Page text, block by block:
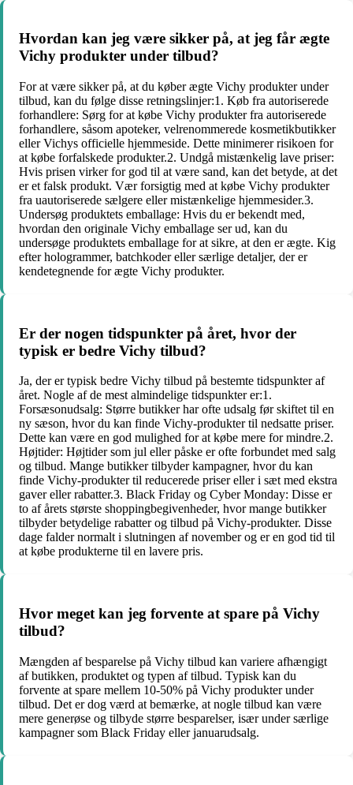
Hvordan kan jeg være sikker på, at jeg får ægte
Vichy produkter under tilbud?
For at være sikker på, at du køber ægte Vichy produkter under
tilbud, kan du følge disse retningslinjer:1. Køb fra autoriserede
forhandlere: Sørg for at købe Vichy produkter fra autoriserede
forhandlere, såsom apoteker, velrenommerede kosmetikbutikker
eller Vichys officielle hjemmeside. Dette minimerer risikoen for
at købe forfalskede produkter.2. Undgå mistænkelig lave priser:
Hvis prisen virker for god til at være sand, kan det betyde, at det
er et falsk produkt. Vær forsigtig med at købe Vichy produkter
fra uautoriserede sælgere eller mistænkelige hjemmesider.3.
Undersøg produktets emballage: Hvis du er bekendt med,
hvordan den originale Vichy emballage ser ud, kan du
undersøge produktets emballage for at sikre, at den er ægte. Kig
efter hologrammer, batchkoder eller særlige detaljer, der er
kendetegnende for ægte Vichy produkter.
Er der nogen tidspunkter på året, hvor der
typisk er bedre Vichy tilbud?
Ja, der er typisk bedre Vichy tilbud på bestemte tidspunkter af
året. Nogle af de mest almindelige tidspunkter er:1.
Forsæsonudsalg: Større butikker har ofte udsalg før skiftet til en
ny sæson, hvor du kan finde Vichy-produkter til nedsatte priser.
Dette kan være en god mulighed for at købe mere for mindre.2.
Højtider: Højtider som jul eller påske er ofte forbundet med salg
og tilbud. Mange butikker tilbyder kampagner, hvor du kan
finde Vichy-produkter til reducerede priser eller i sæt med ekstra
gaver eller rabatter.3. Black Friday og Cyber Monday: Disse er
to af årets største shoppingbegivenheder, hvor mange butikker
tilbyder betydelige rabatter og tilbud på Vichy-produkter. Disse
dage falder normalt i slutningen af november og er en god tid til
at købe produkterne til en lavere pris.
Hvor meget kan jeg forvente at spare på Vichy
tilbud?
Mængden af ​​besparelse på Vichy tilbud kan variere afhængigt
af butikken, produktet og typen af ​​tilbud. Typisk kan du
forvente at spare mellem 10-50% på Vichy produkter under
tilbud. Det er dog værd at bemærke, at nogle tilbud kan være
mere generøse og tilbyde større besparelser, især under særlige
kampagner som Black Friday eller januarudsalg.